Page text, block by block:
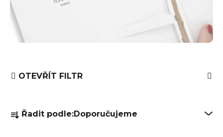
OTEVŘÍT FILTR
a
Řadit podle:Doporučujeme